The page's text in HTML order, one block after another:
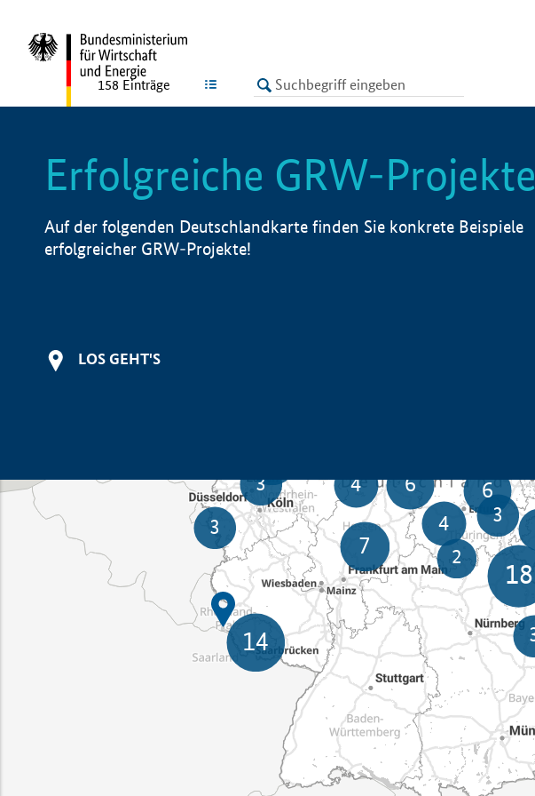
LISTE
158 Einträge
Erfolgreiche GRW-Projekte
Auf der folgenden Deutschlandkarte finden Sie konkrete Beispiele
erfolgreicher GRW-Projekte!
LOS GEHT'S